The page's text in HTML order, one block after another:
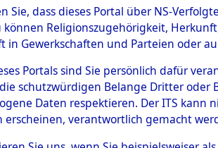
Sie, dass dieses Portal über NS-
können Religionszugehörigkeit,
in Gewerkschaften und Parteien oder
Portals sind Sie persönlich dafür
schutzwürdigen Belange Dritter
Daten respektieren. Der ITS
erscheinen, verantwortlich gemacht